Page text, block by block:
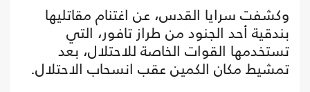
وكشفت سرايا القدس، عن اغتنام مقاتليها
بندقية أحد الجنود من طراز تافور، التي
تستخدمها القوات الخاصة للاحتلال، بعد
تمشيط مكان الكمين عقب انسحاب الاحتلال.